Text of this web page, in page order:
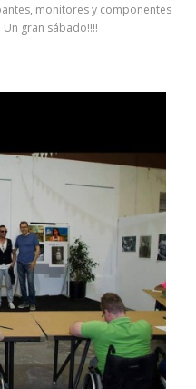
monitores y componentes
gran sábado!!!!